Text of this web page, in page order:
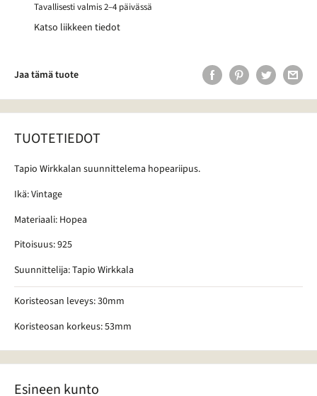
Tavallisesti valmis 2–4 päivässä
Katso liikkeen tiedot
Jaa tämä tuote
TUOTETIEDOT
Tapio Wirkkalan suunnittelema hopeariipus.
Ikä: Vintage
Materiaali: Hopea
Pitoisuus: 925
Suunnittelija: Tapio Wirkkala
Koristeosan leveys: 30mm
Koristeosan korkeus: 53mm
Esineen kunto